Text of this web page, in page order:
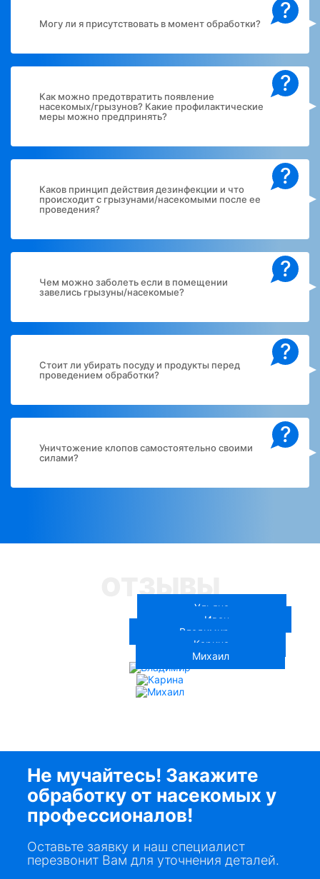
?
Могу ли я присутствовать в момент обработки?
?
Как можно предотвратить появление
насекомых/грызунов? Какие профилактические
меры можно предпринять?
?
Каков принцип действия дезинфекции и что
происходит с грызунами/насекомыми после ее
проведения?
?
Чем можно заболеть если в помещении
завелись грызуны/насекомые?
?
Стоит ли убирать посуду и продукты перед
проведением обработки?
?
Уничтожение клопов самостоятельно своими
силами?
ОТЗЫВЫ
Ульяна
Иван
Владимир
Карина
Михаил
Не мучайтесь! Закажите
обработку от насекомых у
профессионалов!
Оставьте заявку и наш специалист
перезвонит Вам для уточнения деталей.